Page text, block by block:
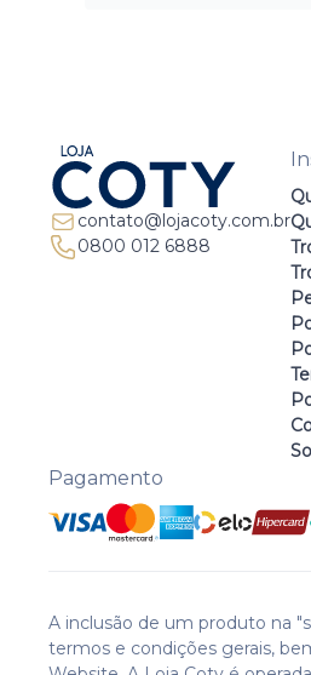
contato@lojacoty.com.br
0800 012 6888
Pagamento
A inclusão de um produto na
termos e condições gerais,